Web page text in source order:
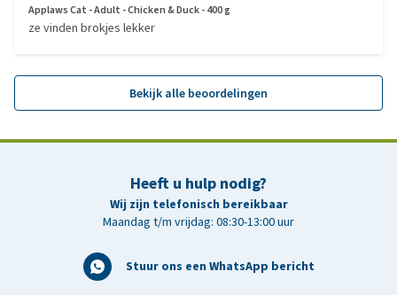
Applaws Cat - Adult - Chicken & Duck - 400 g
ze vinden brokjes lekker
Bekijk alle beoordelingen
Heeft u hulp nodig?
Wij zijn telefonisch bereikbaar
Maandag t/m vrijdag: 08:30-13:00 uur
Stuur ons een WhatsApp bericht